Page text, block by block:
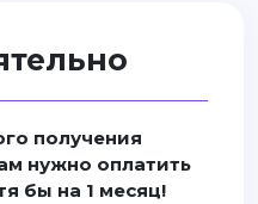
получения
нужно оплатить
бы на 1 месяц!